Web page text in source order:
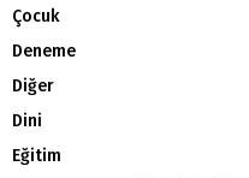
Çocuk
Deneme
Diğer
Dini
Eğitim